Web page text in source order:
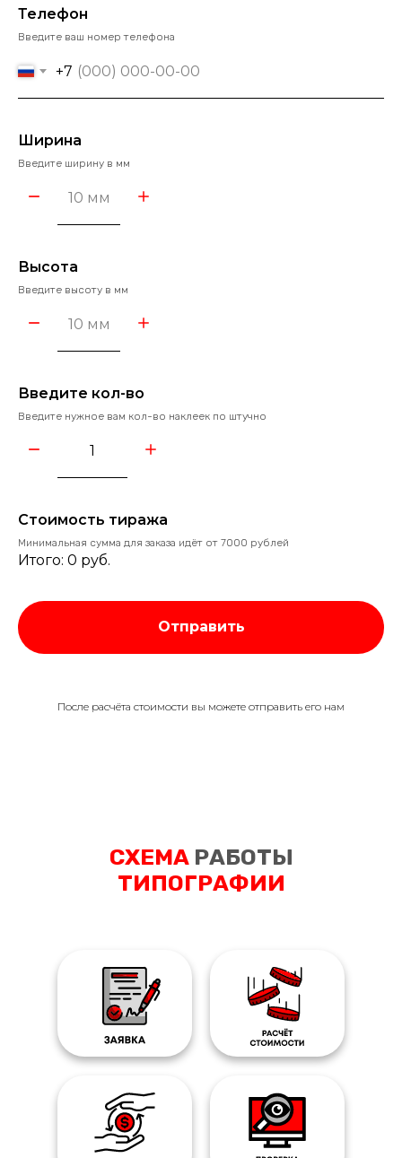
Телефон
Введите ваш номер телефона
+7
Ширина
Введите ширину в мм
Высота
Введите высоту в мм
Введите кол-во
Введите нужное вам кол-во наклеек по штучно
Стоимость тиража
Минимальная сумма для заказа идёт от 7000 рублей
Итого: 0 руб.
Отправить
После расчёта стоимости вы можете отправить его нам
СХЕМА РАБОТЫ
ТИПОГРАФИИ